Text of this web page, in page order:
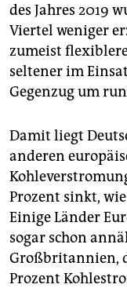
des Jahres 2019
Viertel weniger
zumeist
seltener im
Gegenzug um
Damit liegt
anderen
Prozent sinkt,
Einige Länder
sogar schon
Großbritannien,
Prozent